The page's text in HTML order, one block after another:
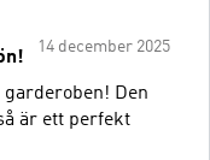
14 december 2025
Den
är ett perfekt